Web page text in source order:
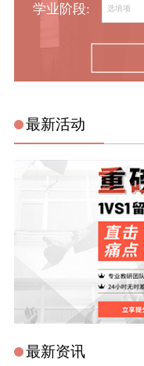
学业阶段:
最新活动
最新资讯